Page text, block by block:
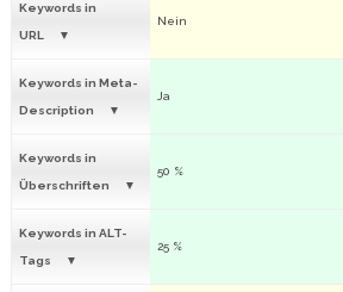
Keywords in
URL
Nein
Keywords in Meta-
Description
Ja
Keywords in
Überschriften
50 %
Keywords in ALT-
Tags
25 %